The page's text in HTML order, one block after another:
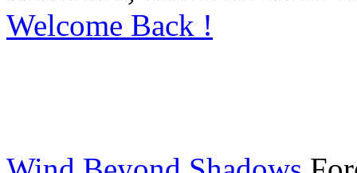
Welcome Back !